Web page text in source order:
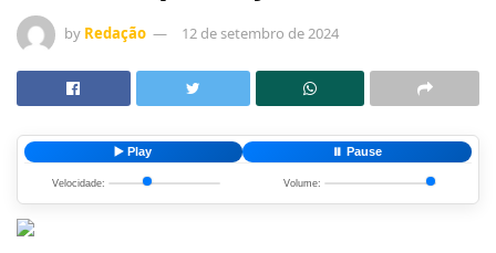
by Redação 12 de setembro de 2024
▶️ Play ⏸️ Pause
Velocidade: Volume: